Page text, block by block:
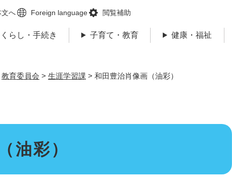
メニューを飛ばして本文へ
文へ Foreign language 閲覧補助
くらし・手続き 子育て・教育 健康・福祉
教育委員会 > 生涯学習課 > 和田豊治肖像画（油彩）
油彩）